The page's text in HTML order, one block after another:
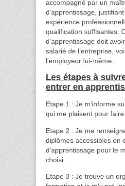
accompagné par un
d’apprentissage, justifiant
expérience
qualification suffisantes.
d’apprentissage doit
salarié de l’entreprise,
l’employeur lui-même.
Les étapes à
entrer en
Etape 1 : Je m'informe
qui me plaisent pour
Etape 2 : Je me
diplômes accessibles en
d'apprentissage pour le
choisi.
Etape 3 : Je trouve un